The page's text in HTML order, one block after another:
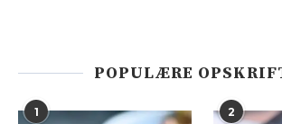
POPULÆRE
1 2